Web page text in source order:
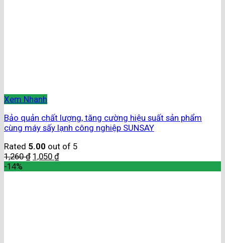
Xem Nhanh
Bảo quản chất lượng, tăng cường hiệu suất sản phẩm
cùng máy sấy lạnh công nghiệp SUNSAY
Rated 5.00 out of 5
1,260₫ 1,050 ₫
-14%